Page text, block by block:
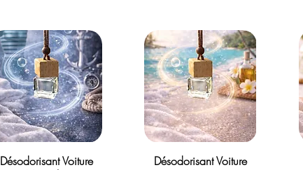
Désodorisant Voiture
Désodorisant Voiture